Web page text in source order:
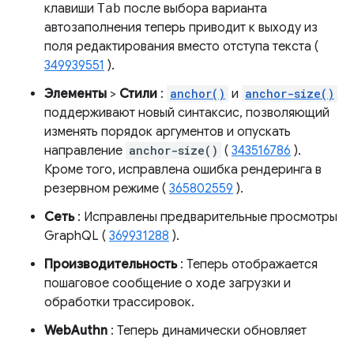
клавиши Tab после выбора варианта
автозаполнения теперь приводит к выходу из
поля редактирования вместо отступа текста (
349939551 ).
Элементы > Стили : anchor() и anchor-size()
поддерживают новый синтаксис, позволяющий
изменять порядок аргументов и опускать
направление anchor-size() ( 343516786 ).
Кроме того, исправлена ​​ошибка рендеринга в
резервном режиме ( 365802559 ).
Сеть: Исправлены предварительные просмотры
GraphQL ( 369931288 ).
Производительность: Теперь отображается
пошаговое сообщение о ходе загрузки и
обработки трассировок.
WebAuthn : Теперь динамически обновляет